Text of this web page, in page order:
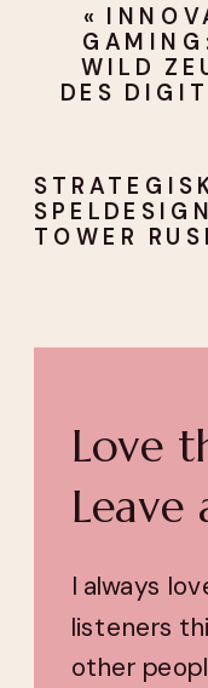
TOWER
«
WILD
DES
I always
listeners
other
Love
Leave